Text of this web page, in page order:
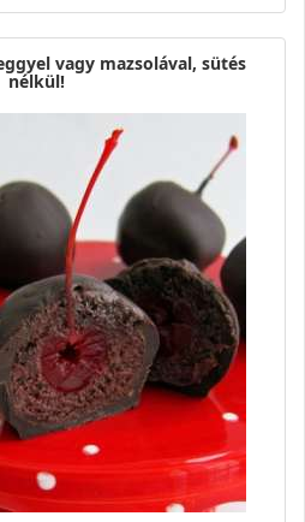
vagy mazsolával, sütés
nélkül!